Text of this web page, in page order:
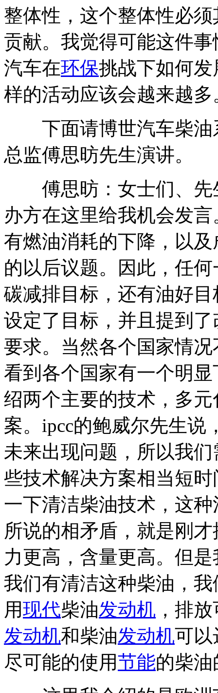
整体性，这个整体性必
贡献。我觉得可能这件
汽车在环保挑战下如何
样的活动应该会越来越多
下面请博世汽车柴油
总监傅思昉先生演讲。
傅思昉：女士们、先
办方在这里给我机会发
有燃油消耗的下降，以
的以后议题。因此，任
碳减排目标，还有油好
设定了目标，并且提到
要求。当然各个国家情
看到各个国家有一个明
绍两个主要的技术，多
案。ipcc的鲍威尔先生说
未来出现问题，所以我
些技术解决方案相当短
一下清洁柴油技术，这
所说的相矛盾，就是刚
力更高，含量更高。但
我们有清洁这种柴油，
用现代柴油发动机 ，排
发动机和柴油发动机可以
尽可能的使用节能的柴油